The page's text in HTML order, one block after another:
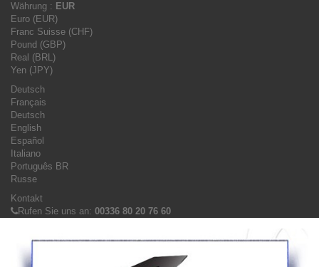
Währung : EUR
Euro (EUR)
Franc Suisse (CHF)
Pound (GBP)
Real (BRL)
Yen (JPY)
Deutsch
Français
Deutsch
English
Español
Italiano
Português BR
Russe
Kontakt
Rufen Sie uns an: 00336 80 20 76 60